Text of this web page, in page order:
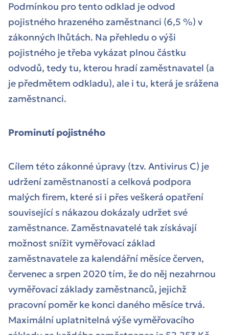
Podmínkou pro tento odklad je odvod
pojistného hrazeného zaměstnanci (6,5 %) v
zákonných lhůtách. Na přehledu o výši
pojistného je třeba vykázat plnou částku
odvodů, tedy tu, kterou hradí zaměstnavatel (a
je předmětem odkladu), ale i tu, která je srážena
zaměstnanci.
Prominutí pojistného
Cílem této zákonné úpravy (tzv. Antivirus C) je
udržení zaměstnanosti a celková podpora
malých firem, které si i přes veškerá opatření
související s nákazou dokázaly udržet své
zaměstnance. Zaměstnavatelé tak získávají
možnost snížit vyměřovací základ
zaměstnavatele za kalendářní měsíce červen,
červenec a srpen 2020 tím, že do něj nezahrnou
vyměřovací základy zaměstnanců, jejichž
pracovní poměr ke konci daného měsíce trvá.
Maximální uplatnitelná výše vyměřovacího